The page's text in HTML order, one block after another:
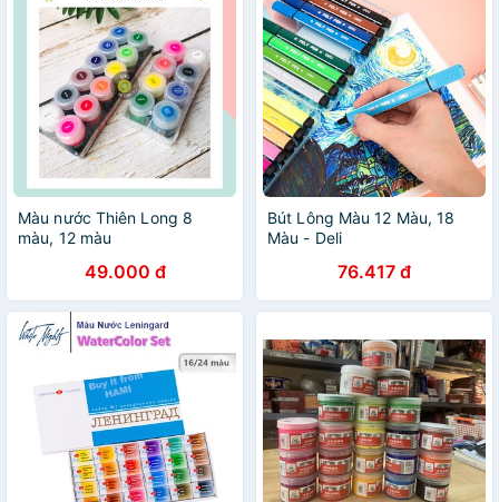
Màu nước Thiên Long 8
màu, 12 màu
49.000 đ
Bút Lông Màu 12 Màu, 18
Màu - Deli
76.417 đ